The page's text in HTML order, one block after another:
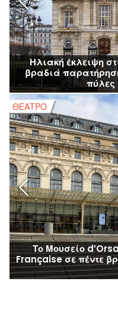
Ηλιακή έκλειψη
βραδιά
πύλες
Το Μουσείο
Française σε πέντε
ΘΈΑΤΡΟ